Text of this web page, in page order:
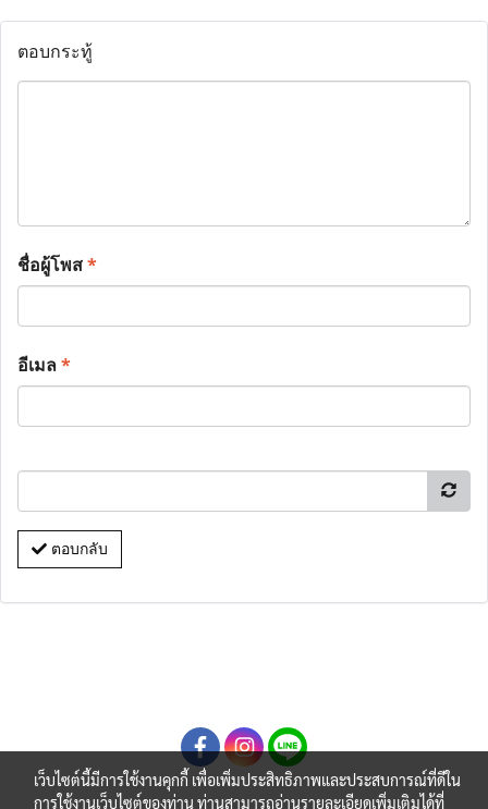
ตอบกระทู้
ชื่อผู้โพส*
อีเมล*
ตอบกลับ
เว็บไซต์นี้มีการใช้งานคุกกี้ เพื่อเพิ่มประสิทธิภาพและประสบการณ์ที่ดีใน
การใช้งานเว็บไซต์ของท่าน ท่านสามารถอ่านรายละเอียดเพิ่มเติมได้ที่